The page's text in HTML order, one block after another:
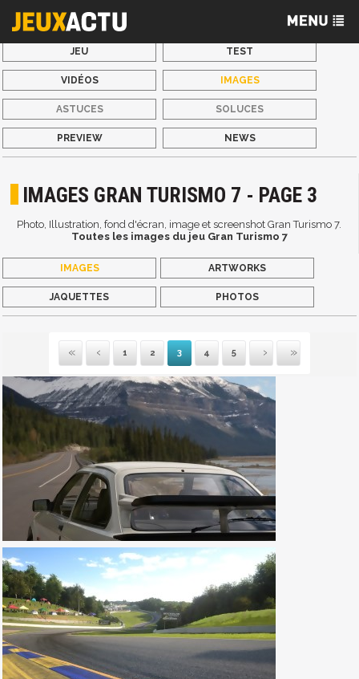
JEU TEST
VIDÉOS IMAGES
ASTUCES SOLUCES
PREVIEW NEWS
IMAGES GRAN TURISMO 7 - PAGE 3
Photo, Illustration, fond d'écran, image et screenshot Gran Turismo 7.
Toutes les images du jeu Gran Turismo 7
IMAGES ARTWORKS
JAQUETTES PHOTOS
Première
Précédente
1 2 3 4 5
Suivante
Dernière